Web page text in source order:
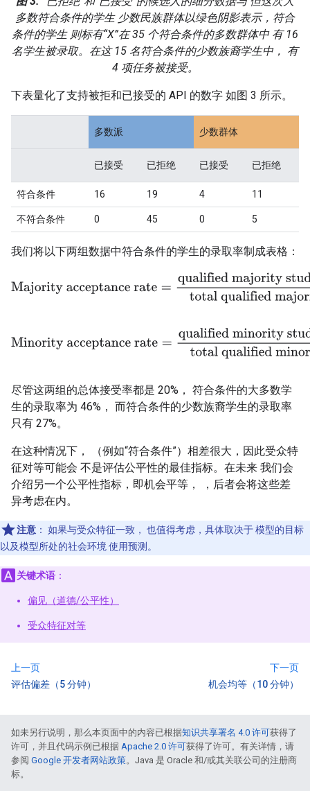
多数符合条件的学生 少数民族群体以绿色阴影表示，符合
条件的学生 则标有“X”在 35 个符合条件的多数群体中 有 16
名学生被录取。在这 15 名符合条件的少数族裔学生中， 有
4 项任务被接受。
下表量化了支持被拒和已接受的 API 的数字 如图 3 所示。
多数派 少数群体
已接受 已拒绝 已接受 已拒绝
符合条件 16 19 4 11
不符合条件 0 45 0 5
我们将以下两组数据中符合条件的学生的录取率制成表格：
Majority acceptance rate qualified majority students
Minority acceptance rate qualified minority students
尽管这两组的总体接受率都是 20%， 符合条件的大多数学
生的录取率为 46%， 而符合条件的少数族裔学生的录取率
只有 27%。
在这种情况下， （例如“符合条件”）相差很大，因此受众特
征对等可能会 不是评估公平性的最佳指标。在未来 我们会
介绍另一个公平性指标，即机会平等， ，后者会将这些差
异考虑在内。
注意 ： 如果与受众特征一致， 也值得考虑，具体取决于 模型的目标
以及模型所处的社会环境 使用预测。
关键术语 ：
偏见（道德/公平性）
受众特征对等
上一页
评估偏差（5 分钟）
下一页
机会均等（10 分钟）
如未另行说明，那么本页面中的内容已根据知识共享署名 4.0 许可获得了
许可，并且代码示例已根据 Apache 2.0 许可获得了许可。有关详情，请
参阅 Google 开发者网站政策。Java 是 Oracle 和/或其关联公司的注册商
标。